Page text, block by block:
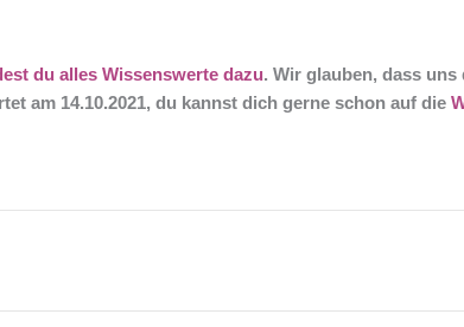
du alles Wissenswerte dazu. Wir glauben, dass
am 14.10.2021, du kannst dich gerne schon auf die